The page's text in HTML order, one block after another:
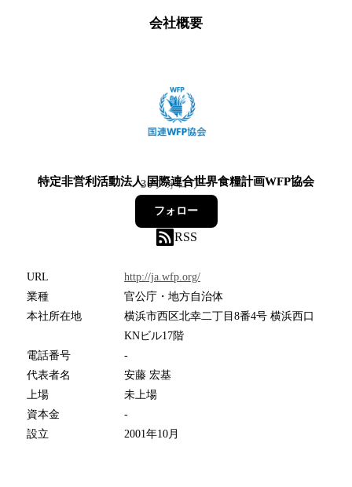
会社概要
特定非営利活動法人 国際連合世界食糧計画WFP協会
30フォロワー
フォロー
RSS
URL
http://ja.wfp.org/
業種
官公庁・地方自治体
本社所在地
横浜市西区北幸二丁目8番4号 横浜西口
KNビル17階
電話番号
-
代表者名
安藤 宏基
上場
未上場
資本金
-
設立
2001年10月